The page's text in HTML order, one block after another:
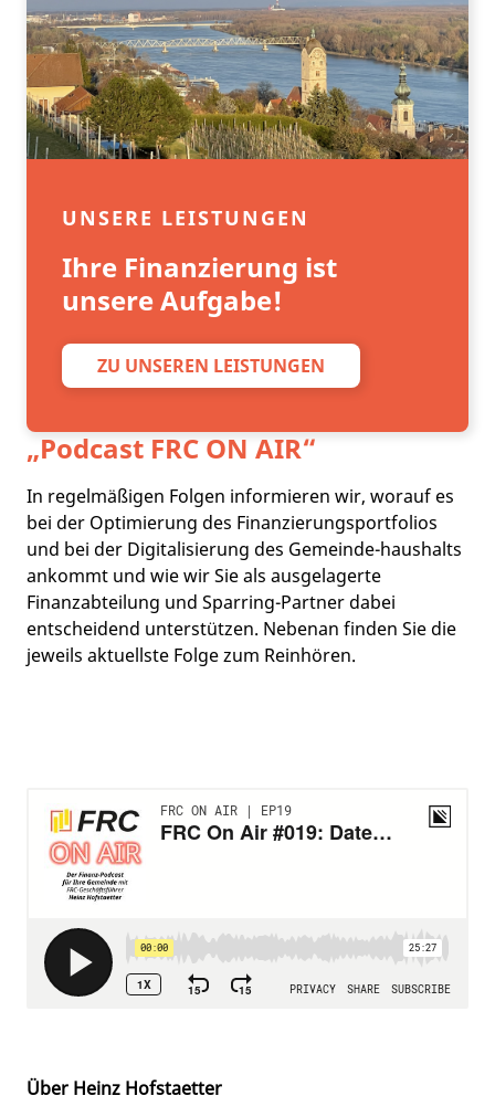
UNSERE LEISTUNGEN
Ihre Finanzierung ist
unsere Aufgabe!
ZU UNSEREN LEISTUNGEN
„Podcast FRC ON AIR“
In regelmäßigen Folgen informieren wir, worauf es
bei der Optimierung des Finanzierungsportfolios
und bei der Digitalisierung des Gemeinde-haushalts
ankommt und wie wir Sie als ausgelagerte
Finanzabteilung und Sparring-Partner dabei
entscheidend unterstützen. Nebenan finden Sie die
jeweils aktuellste Folge zum Reinhören.
Über Heinz Hofstaetter